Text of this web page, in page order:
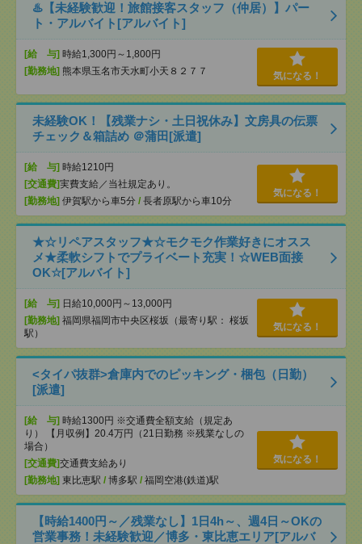
♨️【未経験歓迎！旅館接客スタッフ（仲居）】パー
ト・アルバイト[アルバイト]
[給 与] 時給1,300円～1,800円
[勤務地] 熊本県玉名市天水町小天８２７７ 気になる！
未経験OK！【残業ナシ・土日祝休み】文房具の伝票
チェック＆箱詰め ＠蒲田[派遣]
[給 与] 時給1210円
[交通費]実費支給／当社規定あり。
[勤務地] 伊賀駅から車5分 / 長者原駅から車10分
気になる！
★☆リペアスタッフ★☆モクモク作業好きにオスス
メ★柔軟シフトでプライベート充実！☆WEB面接
OK☆[アルバイト]
[給 与] 日給10,000円～13,000円
[勤務地] 福岡県福岡市中央区桜坂（最寄り駅： 桜坂
駅）
気になる！
<タイパ抜群>倉庫内でのピッキング・梱包（日勤）
[派遣]
[給 与] 時給1300円 ※交通費全額支給（規定あ
り） 【月収例】20.4万円（21日勤務 ※残業なしの
場合）
[交通費]交通費支給あり
[勤務地] 東比恵駅 / 博多駅 / 福岡空港(鉄道)駅
気になる！
【時給1400円～／残業なし】1日4h～、週4日～OKの
営業事務！未経験歓迎／博多・東比恵エリア[アルバ